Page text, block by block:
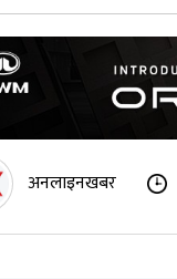
अनलाइनखबर